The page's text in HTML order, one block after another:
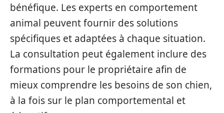
bénéfique. Les experts en comportement
animal peuvent fournir des solutions
spécifiques et adaptées à chaque situation.
La consultation peut également inclure des
formations pour le propriétaire afin de
mieux comprendre les besoins de son chien,
à la fois sur le plan comportemental et